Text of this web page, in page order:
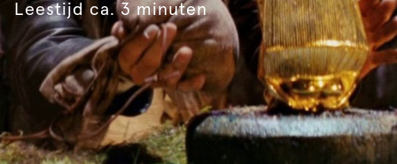
Leestijd ca. 3 minuten